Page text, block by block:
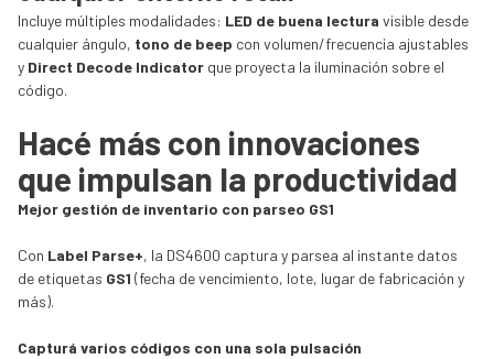
Incluye múltiples modalidades: LED de buena lectura visible desde
cualquier ángulo, tono de beep con volumen/frecuencia ajustables
y Direct Decode Indicator que proyecta la iluminación sobre el
código.
Hacé más con innovaciones
que impulsan la productividad
Mejor gestión de inventario con parseo GS1
Con Label Parse+, la DS4600 captura y parsea al instante datos
de etiquetas GS1 (fecha de vencimiento, lote, lugar de fabricación y
más).
Capturá varios códigos con una sola pulsación